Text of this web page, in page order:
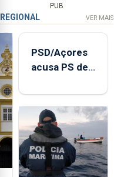
PUB
REGIONAL VER MAIS
PSD/Açores
acusa PS de
contraditória"
sobre
evolução
turística